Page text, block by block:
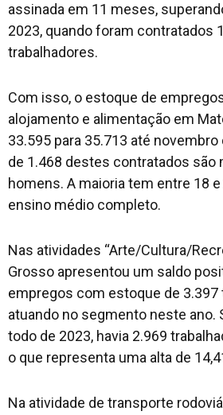
assinada em 11 meses,
2023, quando foram contratados
trabalhadores.
Com isso, o estoque de
alojamento e alimentação em
33.595 para 35.713 até novembro
de 1.468 destes contratados são
homens. A maioria tem entre 18
ensino médio completo.
Nas atividades “Arte/Cultura/
Grosso apresentou um saldo
empregos com estoque de 3.397
atuando no segmento neste ano.
todo de 2023, havia 2.969
o que representa uma alta de
Na atividade de transporte